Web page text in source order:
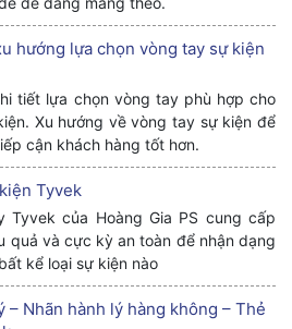
hướng lựa chọn vòng tay sự kiện
tiết lựa chọn vòng tay phù hợp cho
Xu hướng về vòng tay sự kiện để
cận khách hàng tốt hơn.
Tyvek
Tyvek của Hoàng Gia PS cung cấp
quả và cực kỳ an toàn để nhận dạng
kể loại sự kiện nào
– Nhãn hành lý hàng không – Thẻ